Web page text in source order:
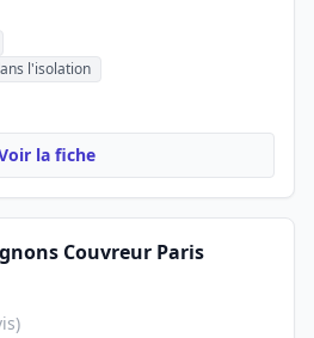
l'isolation
la fiche
Couvreur Paris